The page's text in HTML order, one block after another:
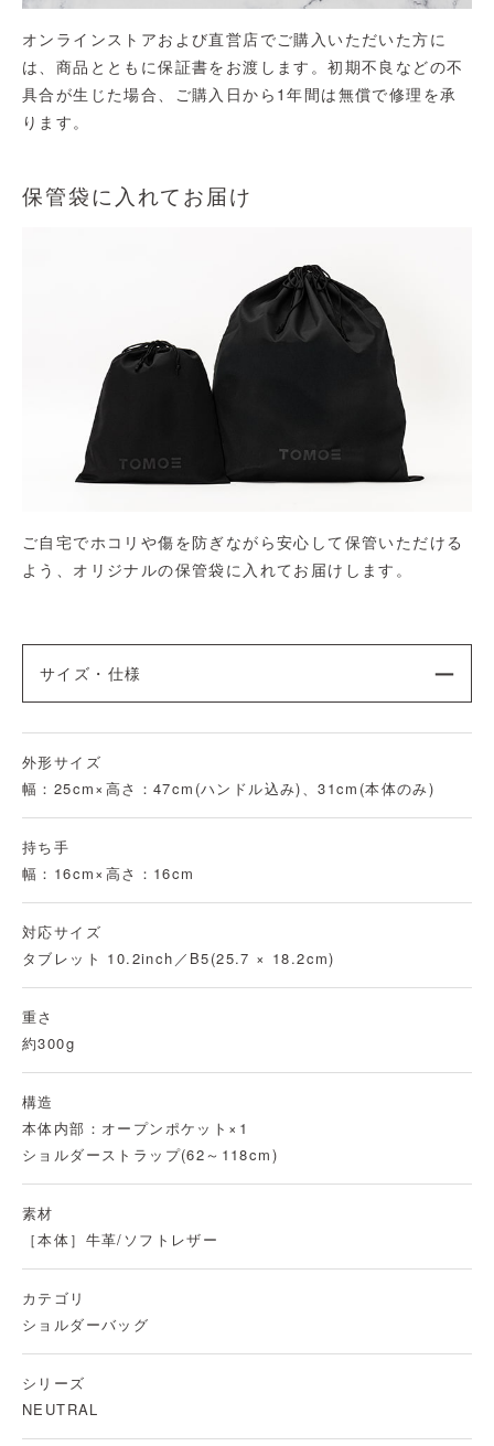
オンラインストアおよび直営店でご購入いただいた方に
は、商品とともに保証書をお渡します。初期不良などの不
具合が生じた場合、ご購入日から1年間は無償で修理を承
ります。
保管袋に入れてお届け
ご自宅でホコリや傷を防ぎながら安心して保管いただける
よう、オリジナルの保管袋に入れてお届けします。
サイズ・仕様
外形サイズ
幅：25cm×高さ：47cm(ハンドル込み)、31cm(本体のみ)
持ち手
幅：16cm×高さ：16cm
対応サイズ
タブレット 10.2inch／B5(25.7 × 18.2cm)
重さ
約300g
構造
本体内部：オープンポケット×1
ショルダーストラップ(62～118cm)
素材
［本体］ 牛革/ソフトレザー
カテゴリ
ショルダーバッグ
シリーズ
NEUTRAL